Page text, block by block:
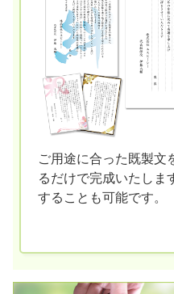
ご用途に合った既製文
るだけで完成いたしま
することも可能です。